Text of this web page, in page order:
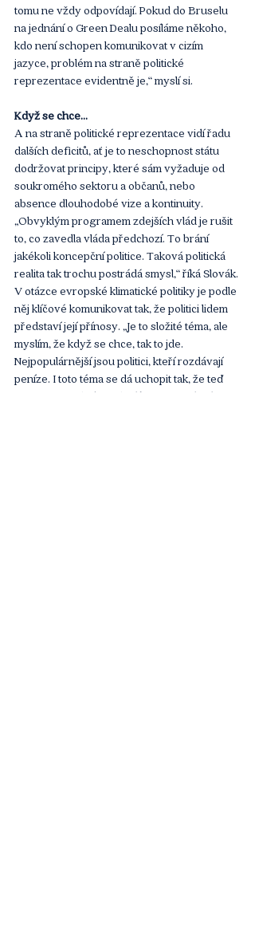
tomu ne vždy odpovídají. Pokud do Bruselu
na jednání o Green Dealu posíláme někoho,
kdo není schopen komunikovat v cizím
jazyce, problém na straně politické
reprezentace evidentně je,“ myslí si.
Když se chce…
A na straně politické reprezentace vidí řadu
dalších deficitů, ať je to neschopnost státu
dodržovat principy, které sám vyžaduje od
soukromého sektoru a občanů, nebo
absence dlouhodobé vize a kontinuity.
„Obvyklým programem zdejších vlád je rušit
to, co zavedla vláda předchozí. To brání
jakékoli koncepční politice. Taková politická
realita tak trochu postrádá smysl,“ říká Slovák.
V otázce evropské klimatické politiky je podle
něj klíčové komunikovat tak, že politici lidem
představí její přínosy. „Je to složité téma, ale
myslím, že když se chce, tak to jde.
Nejpopulárnější jsou politici, kteří rozdávají
peníze. I toto téma se dá uchopit tak, že teď
sice něco zaplatíme, ale díky tomu nebudeme